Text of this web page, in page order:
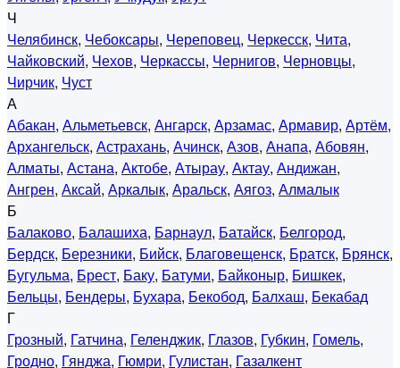
Ч
Челябинск, Чебоксары, Череповец, Черкесск, Чита,
Чайковский, Чехов, Черкассы, Чернигов, Черновцы,
Чирчик, Чуст
А
Абакан, Альметьевск, Ангарск, Арзамас, Армавир, Артём,
Архангельск, Астрахань, Ачинск, Азов, Анапа, Абовян,
Алматы, Астана, Актобе, Атырау, Актау, Андижан,
Ангрен, Аксай, Аркалык, Аральск, Аягоз, Алмалык
Б
Балаково, Балашиха, Барнаул, Батайск, Белгород,
Бердск, Березники, Бийск, Благовещенск, Братск, Брянск,
Бугульма, Брест, Баку, Батуми, Байконыр, Бишкек,
Бельцы, Бендеры, Бухара, Бекобод, Балхаш, Бекабад
Г
Грозный, Гатчина, Геленджик, Глазов, Губкин, Гомель,
Гродно, Гянджа, Гюмри, Гулистан, Газалкент